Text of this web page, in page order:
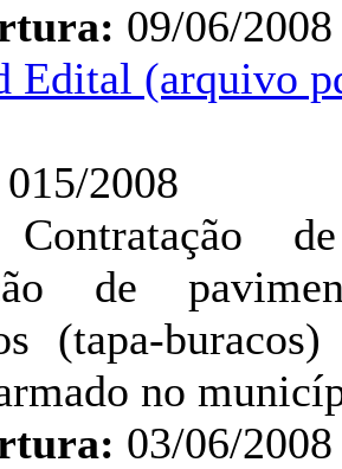
09/06/2008
Edital (arquivo
015/2008
Contratação
de
(tapa-
no
03/06/2008